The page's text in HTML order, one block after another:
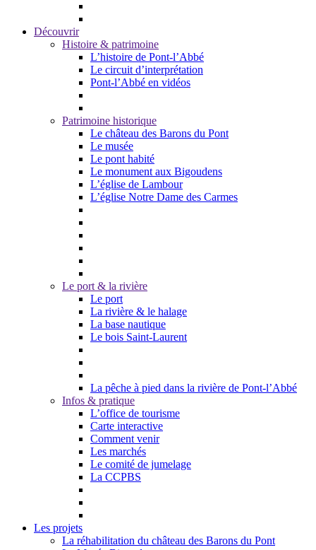
Découvrir
Histoire & patrimoine
L’histoire de Pont-l’Abbé
Le circuit d’interprétation
Pont-l’Abbé en vidéos
Patrimoine historique
Le château des Barons du Pont
Le musée
Le pont habité
Le monument aux Bigoudens
L’église de Lambour
L’église Notre Dame des Carmes
Le port & la rivière
Le port
La rivière & le halage
La base nautique
Le bois Saint-Laurent
La pêche à pied dans la rivière de Pont-l’Abbé
Infos & pratique
L’office de tourisme
Carte interactive
Comment venir
Les marchés
Le comité de jumelage
La CCPBS
Les projets
La réhabilitation du château des Barons du Pont